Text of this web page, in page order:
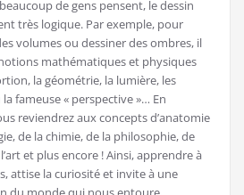
de gens pensent, le dessin
très logique. Par exemple, pour
volumes ou dessiner des ombres, il
mathématiques et physiques
la géométrie, la lumière, les
la fameuse « perspective »… En
reviendrez aux concepts d’anatomie
de la chimie, de la philosophie, de
et plus encore ! Ainsi, apprendre à
attise la curiosité et invite à une